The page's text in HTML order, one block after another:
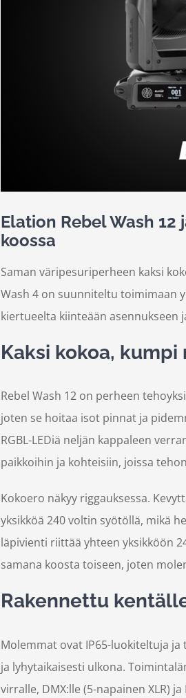
Elation Rebel Wash 12
koossa
Saman väripesuriperheen kaksi
Wash 4 on suunniteltu toimimaan
kiertueelta kiinteään asennukseen
Kaksi kokoa, kumpi
Rebel Wash 12 on perheen
joten se hoitaa isot pinnat ja
RGBL-LEDiä neljän kappaleen
paikkoihin ja kohteisiin, joissa
Kokoero näkyy riggauksessa.
yksikköä 240 voltin syötöllä, mikä
läpivienti riittää yhteen yksikköön
samana koosta toiseen, joten
Rakennettu
Molemmat ovat IP65-luokiteltuja
ja lyhytaikaisesti ulkona.
virralle, DMX:lle (5-napainen XLR)